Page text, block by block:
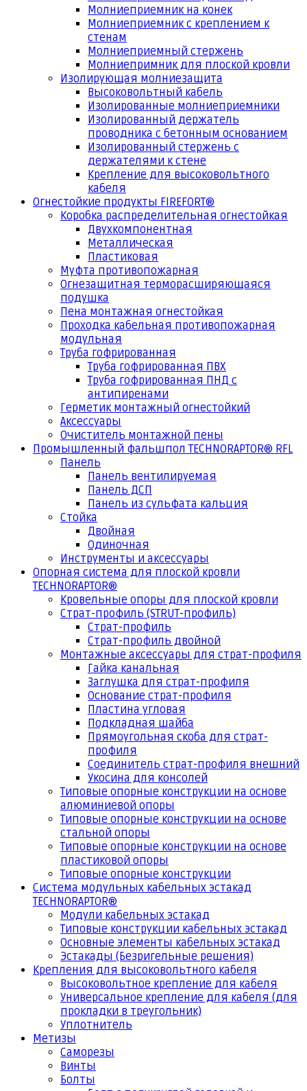
Молниеприемник на конек
Молниеприемник с креплением к
стенам
Молниеприемный стержень
Молниепримник для плоской кровли
Изолирующая молниезащита
Высоковольтный кабель
Изолированные молниеприемники
Изолированный держатель
проводника с бетонным основанием
Изолированный стержень с
держателями к стене
Крепление для высоковольтного
кабеля
Огнестойкие продукты FIREFORT®
Коробка распределительная огнестойкая
Двухкомпонентная
Металлическая
Пластиковая
Муфта противопожарная
Огнезащитная терморасширяющаяся
подушка
Пена монтажная огнестойкая
Проходка кабельная противопожарная
модульная
Труба гофрированная
Труба гофрированная ПВХ
Труба гофрированная ПНД с
антипиренами
Герметик монтажный огнестойкий
Аксессуары
Очиститель монтажной пены
Промышленный фальшпол TECHNORAPTOR® RFL
Панель
Панель вентилируемая
Панель ДСП
Панель из сульфата кальция
Стойка
Двойная
Одиночная
Инструменты и аксессуары
Опорная система для плоской кровли
TECHNORAPTOR®
Кровельные опоры для плоской кровли
Страт-профиль (STRUT-профиль)
Страт-профиль
Страт-профиль двойной
Монтажные аксессуары для страт-профиля
Гайка канальная
Заглушка для страт-профиля
Основание страт-профиля
Пластина угловая
Подкладная шайба
Прямоугольная скоба для страт-
профиля
Соединитель страт-профиля внешний
Укосина для консолей
Типовые опорные конструкции на основе
алюминиевой опоры
Типовые опорные конструкции на основе
стальной опоры
Типовые опорные конструкции на основе
пластиковой опоры
Типовые опорные конструкции
Система модульных кабельных эстакад
TECHNORAPTOR®
Модули кабельных эстакад
Типовые конструкции кабельных эстакад
Основные элементы кабельных эстакад
Эстакады (Безригельные решения)
Крепления для высоковольтного кабеля
Высоковольтное крепление для кабеля
Универсальное крепление для кабеля (для
прокладки в треугольник)
Уплотнитель
Метизы
Саморезы
Винты
Болты